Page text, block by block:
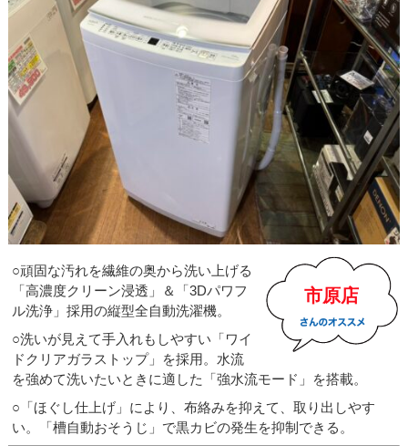
市原店
○頑固な汚れを繊維の奥から洗い上げる
「高濃度クリーン浸透」＆「3Dパワフ
ル洗浄」採用の縦型全自動洗濯機。
○洗いが見えて手入れもしやすい「ワイ
ドクリアガラストップ」を採用。水流
を強めて洗いたいときに適した「強水流モード」を搭載。
○「ほぐし仕上げ」により、布絡みを抑えて、取り出しやす
い。「槽自動おそうじ」で黒カビの発生を抑制できる。